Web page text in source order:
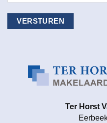
Ter Horst